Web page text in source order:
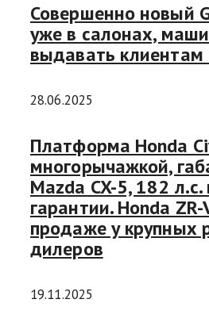
Совершенно новый
уже в салонах,
выдавать
28.06.2025
Платформа Honda
многорычажкой,
Mazda CX-5, 182
гарантии. Honda
продаже у крупных
дилеров
19.11.2025